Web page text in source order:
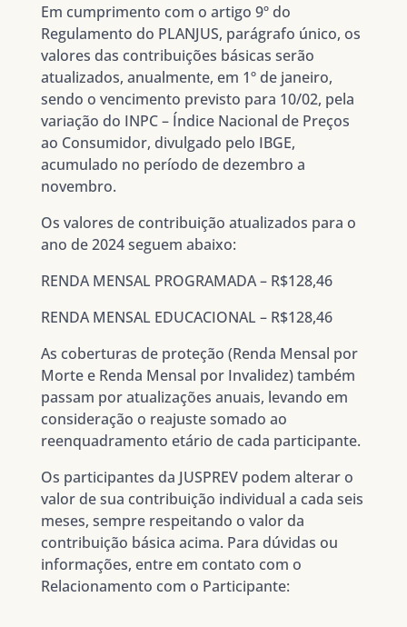
Em cumprimento com o artigo 9º do
Regulamento do PLANJUS, parágrafo único, os
valores das contribuições básicas serão
atualizados, anualmente, em 1º de janeiro,
sendo o vencimento previsto para 10/02, pela
variação do INPC – Índice Nacional de Preços
ao Consumidor, divulgado pelo IBGE,
acumulado no período de dezembro a
novembro.
Os valores de contribuição atualizados para o
ano de 2024 seguem abaixo:
RENDA MENSAL PROGRAMADA – R$128,46
RENDA MENSAL EDUCACIONAL – R$128,46
As coberturas de proteção (Renda Mensal por
Morte e Renda Mensal por Invalidez) também
passam por atualizações anuais, levando em
consideração o reajuste somado ao
reenquadramento etário de cada participante.
Os participantes da JUSPREV podem alterar o
valor de sua contribuição individual a cada seis
meses, sempre respeitando o valor da
contribuição básica acima. Para dúvidas ou
informações, entre em contato com o
Relacionamento com o Participante: